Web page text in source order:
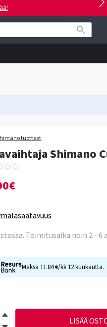
tuotteet
Shimano
. Toimitusaika noin 2 - 6
Maksa 11.84 €/kk 12 kuukautta.
LISÄÄ